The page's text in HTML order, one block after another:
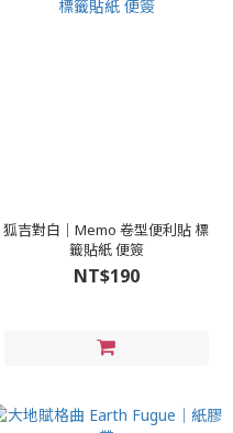
狐吉對白｜Memo 卷型便利貼 標
籤貼紙 便簽
NT$190